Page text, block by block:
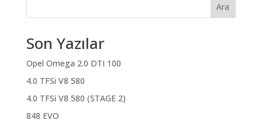
Ara
Son Yazılar
Opel Omega 2.0 DTI 100
4.0 TFSi V8 580
4.0 TFSi V8 580 (STAGE 2)
848 EVO